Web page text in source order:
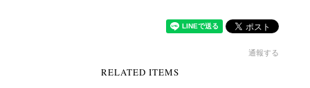
通報する
RELATED ITEMS